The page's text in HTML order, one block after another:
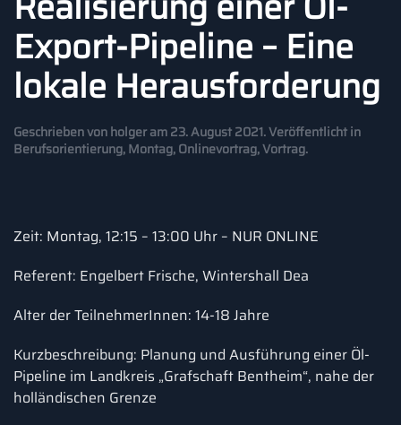
Export-Pipeline – Eine
lokale Herausforderung
Geschrieben vonholgeram23. August 2021. Veröffentlicht in
Berufsorientierung,Montag,Onlinevortrag,Vortrag.
Zeit: Montag, 12:15 – 13:00 Uhr – NUR ONLINE
Referent: Engelbert Frische, Wintershall Dea
Alter der TeilnehmerInnen: 14-18 Jahre
Kurzbeschreibung: Planung und Ausführung einer Öl-
Pipeline im Landkreis „Grafschaft Bentheim“, nahe der
holländischen Grenze